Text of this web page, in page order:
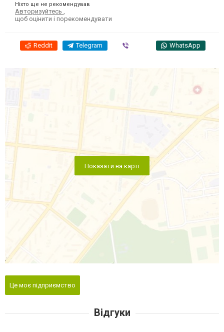
Ніхто ще не рекомендував
Авторизуйтесь
щоб оцінити і порекомендувати
Reddit Telegram WhatsApp
Показати на карті
Це моє підприємство
Відгуки